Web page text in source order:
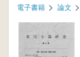
電子書籍 論文